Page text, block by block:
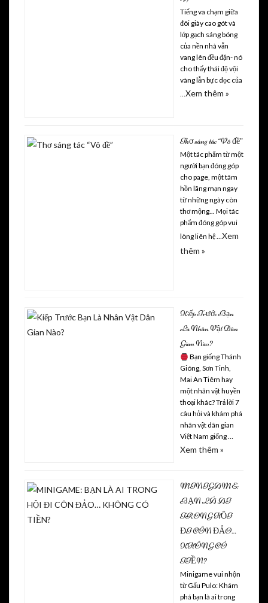
Tiếng va chạm giữa
đôi giày cao gót và
lớp gạch sáng bóng
của nền nhà vẫn
vang lên đều đặn- nó
cho thấy thái độ vội
vàng lẫn bực dọc của
…Xem thêm »
Thơ sáng tác “Vô đề”
Một tác phẩm từ một
người bạn đóng góp
cho page, một tâm
hồn lãng mạn ngay
từ những ngày còn
thơ mộng... Mọi tác
phẩm đóng góp vui
lòng liên hệ …Xem
thêm »
Kiếp Trước Bạn
Là Nhân Vật Dân
Gian Nào?
Bạn giống Thánh
Gióng, Sơn Tinh,
Mai An Tiêm hay
một nhân vật huyền
thoại khác? Trả lời 7
câu hỏi và khám phá
nhân vật dân gian
Việt Nam giống …
Xem thêm »
MINIGAME:
BẠN LÀ AI
TRONG HỘI
ĐI CÔN ĐẢO…
KHÔNG CÓ
TIỀN?
Minigame vui nhộn
từ Gấu Pulo: Khám
phá bạn là ai trong